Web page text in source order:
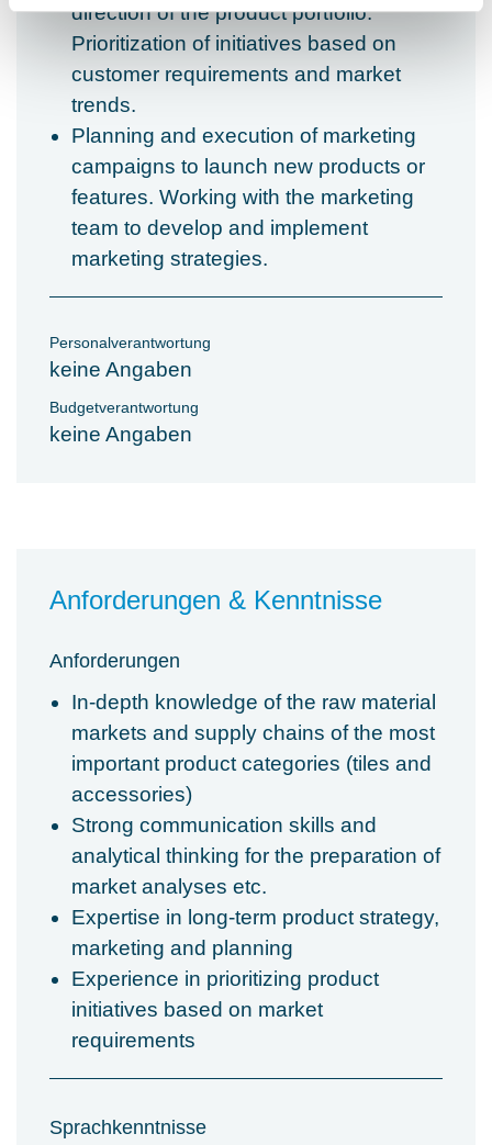
direction of the product portfolio.
Prioritization of initiatives based on
customer requirements and market
trends.
Planning and execution of marketing
campaigns to launch new products or
features. Working with the marketing
team to develop and implement
marketing strategies.
Personalverantwortung
keine Angaben
Budgetverantwortung
keine Angaben
Anforderungen & Kenntnisse
Anforderungen
In-depth knowledge of the raw material
markets and supply chains of the most
important product categories (tiles and
accessories)
Strong communication skills and
analytical thinking for the preparation of
market analyses etc.
Expertise in long-term product strategy,
marketing and planning
Experience in prioritizing product
initiatives based on market
requirements
Sprachkenntnisse